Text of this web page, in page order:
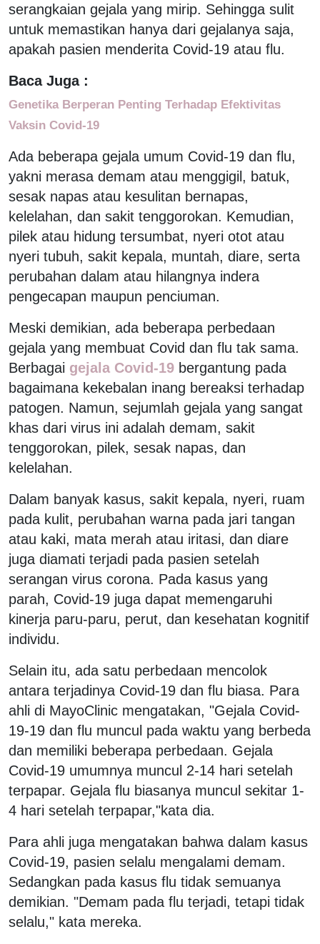
serangkaian gejala yang mirip. Sehingga sulit
untuk memastikan hanya dari gejalanya saja,
apakah pasien menderita Covid-19 atau flu.
Baca Juga :
Genetika Berperan Penting Terhadap Efektivitas
Vaksin Covid-19
Ada beberapa gejala umum Covid-19 dan flu,
yakni merasa demam atau menggigil, batuk,
sesak napas atau kesulitan bernapas,
kelelahan, dan sakit tenggorokan. Kemudian,
pilek atau hidung tersumbat, nyeri otot atau
nyeri tubuh, sakit kepala, muntah, diare, serta
perubahan dalam atau hilangnya indera
pengecapan maupun penciuman.
Meski demikian, ada beberapa perbedaan
gejala yang membuat Covid dan flu tak sama.
Berbagai gejala Covid-19 bergantung pada
bagaimana kekebalan inang bereaksi terhadap
patogen. Namun, sejumlah gejala yang sangat
khas dari virus ini adalah demam, sakit
tenggorokan, pilek, sesak napas, dan
kelelahan.
Dalam banyak kasus, sakit kepala, nyeri, ruam
pada kulit, perubahan warna pada jari tangan
atau kaki, mata merah atau iritasi, dan diare
juga diamati terjadi pada pasien setelah
serangan virus corona. Pada kasus yang
parah, Covid-19 juga dapat memengaruhi
kinerja paru-paru, perut, dan kesehatan kognitif
individu.
Selain itu, ada satu perbedaan mencolok
antara terjadinya Covid-19 dan flu biasa. Para
ahli di MayoClinic mengatakan, "Gejala Covid-
19-19 dan flu muncul pada waktu yang berbeda
dan memiliki beberapa perbedaan. Gejala
Covid-19 umumnya muncul 2-14 hari setelah
terpapar. Gejala flu biasanya muncul sekitar 1-
4 hari setelah terpapar,"kata dia.
Para ahli juga mengatakan bahwa dalam kasus
Covid-19, pasien selalu mengalami demam.
Sedangkan pada kasus flu tidak semuanya
demikian. "Demam pada flu terjadi, tetapi tidak
selalu," kata mereka.